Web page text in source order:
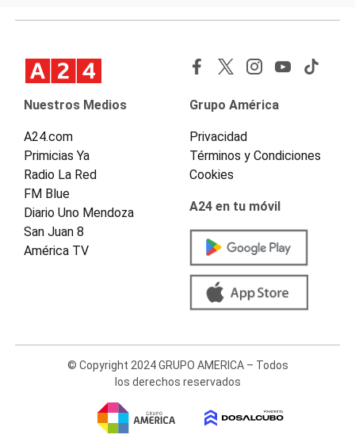
Nuestros Medios
A24.com
Primicias Ya
Radio La Red
FM Blue
Diario Uno Mendoza
San Juan 8
América TV
Grupo América
Privacidad
Términos y Condiciones
Cookies
A24 en tu móvil
© Copyright 2024 GRUPO AMERICA – Todos
los derechos reservados